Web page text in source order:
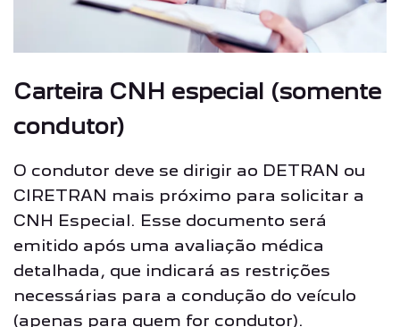
Carteira CNH especial (somente
condutor)
O condutor deve se dirigir ao DETRAN ou
CIRETRAN mais próximo para solicitar a
CNH Especial. Esse documento será
emitido após uma avaliação médica
detalhada, que indicará as restrições
necessárias para a condução do veículo
(apenas para quem for condutor).